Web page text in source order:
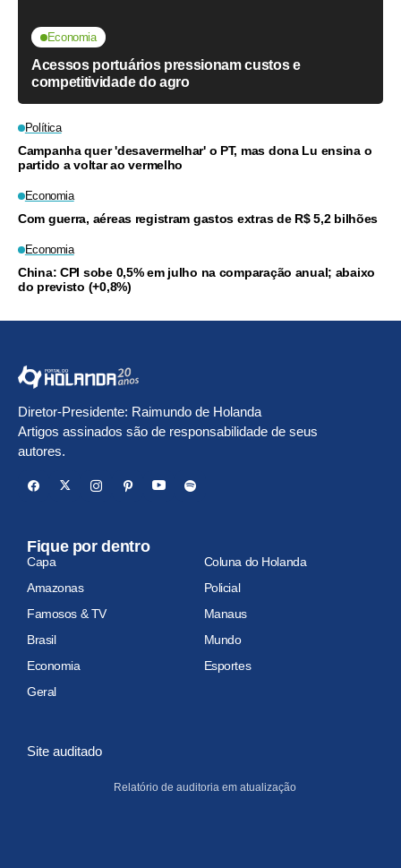
Economia
Acessos portuários pressionam custos e
competitividade do agro
Política
Campanha quer 'desavermelhar' o PT, mas dona Lu ensina o
partido a voltar ao vermelho
Economia
Com guerra, aéreas registram gastos extras de R$ 5,2 bilhões
Economia
China: CPI sobe 0,5% em julho na comparação anual; abaixo
do previsto (+0,8%)
Diretor-Presidente: Raimundo de Holanda
Artigos assinados são de responsabilidade de seus
autores.
Fique por dentro
Capa
Coluna do Holanda
Amazonas
Policial
Famosos & TV
Manaus
Brasil
Mundo
Economia
Esportes
Geral
Site auditado
Relatório de auditoria em atualização